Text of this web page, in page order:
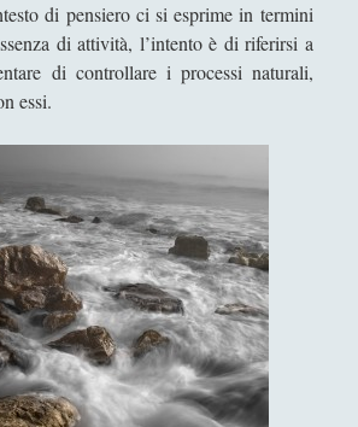
sul potere
come Filosofo della Postmodernità
– Integrazione di Giochi e
sul cinema di guerra - Capire
il cinema
la contaminazione che si purifica
e la moda che atrofizza ogni
stile (dal sigillo del "gangster" al
ciclista)
di pensiero ci si esprime in termini
di attività, l’intento è di riferirsi a
di controllare i processi naturali,
essi.